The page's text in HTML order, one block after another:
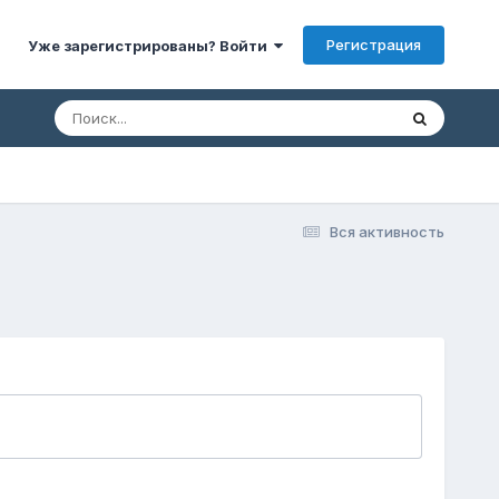
Уже зарегистрированы? Войти Регистрация
Вся активность